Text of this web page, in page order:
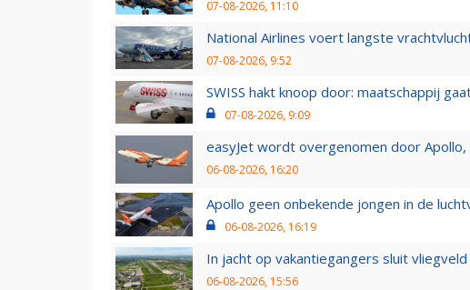
07-08-2026, 11:10
National Airlines voert langste
07-08-2026, 9:52
SWISS hakt knoop door: maatschappij
07-08-2026, 9:09
easyJet wordt overgenomen door Apollo,
06-08-2026, 16:20
Apollo geen onbekende jongen in de
06-08-2026, 16:19
In jacht op vakantiegangers sluit
06-08-2026, 15:56